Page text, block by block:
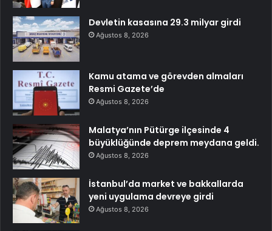
Devletin kasasına 29.3 milyar girdi
Ağustos 8, 2026
Kamu atama ve görevden almaları
Resmi Gazete’de
Ağustos 8, 2026
Malatya’nın Pütürge ilçesinde 4
büyüklüğünde deprem meydana geldi.
Ağustos 8, 2026
İstanbul’da market ve bakkallarda
yeni uygulama devreye girdi
Ağustos 8, 2026